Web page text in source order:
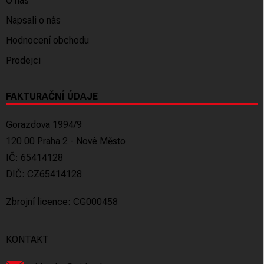
Napsali o nás
Hodnocení obchodu
Prodejci
FAKTURAČNÍ ÚDAJE
Gorazdova 1994/9
120 00 Praha 2 - Nové Město
IČ: 65414128
DIČ: CZ65414128
Zbrojní licence: CG000458
KONTAKT